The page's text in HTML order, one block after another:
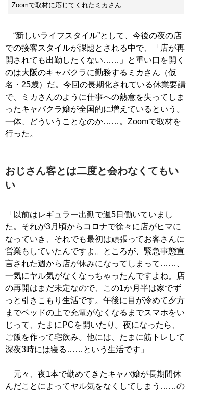
Zoomで取材に応じてくれたミカさん
“新しいライフスタイル”として、今後の夜の店
での接客スタイルが課題とされる中で、「店が再
開されても出勤したくない……」と重い口を開く
のは大阪のキャバクラに勤務するミカさん（仮
名・25歳）だ。今回の長期化されている休業要請
で、ミカさんのように仕事への熱意を失ってしま
ったキャバクラ嬢が全国的に増えているという。
一体、どういうことなのか……。Zoomで取材を
行った。
おじさん客とは二度と会わなくてもい
い
「以前はレギュラー出勤で週5日働いていまし
た。それが3月頃からコロナで徐々に店がヒマに
なっていき、それでも最初は頑張ってお客さんに
営業もしていたんですよ。ところが、緊急事態宣
言された週から店が休みになってしまって……、
一気にヤル気がなくなっちゃったんですよね。店
の再開はまだ未定なので、この1か月半は家でず
っと引きこもり生活です。午後に目が冷めて夕方
までベッドの上で充電がなくなるまでスマホをい
じって、たまにPCを開いたり。夜になったら、
ご飯を作って宅飲み。他には、たまに筋トレして
深夜3時には寝る……という生活です」
元々、夜1本で勤めてきたキャバ嬢が長期間休
んだことによってヤル気をなくしてしまう……の